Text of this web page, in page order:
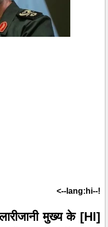
!--lang:hi-->
मुख्य के